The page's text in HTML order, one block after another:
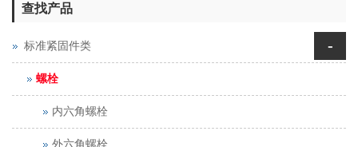
查找产品
标准紧固件类 -
螺栓
内六角螺栓
外六角螺栓